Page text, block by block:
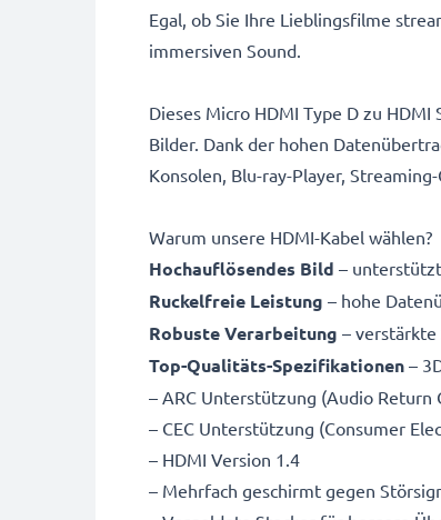
Egal, ob Sie Ihre Lieblingsfilme
immersiven Sound.
Dieses Micro HDMI Type D zu
Bilder. Dank der hohen
Konsolen, Blu-ray-Player,
Warum unsere HDMI-Kabel wählen?
Hochauflösendes Bild –
Ruckelfreie Leistung – hohe
Robuste Verarbeitung –
Top-Qualitäts-Spezifikationen –
– ARC Unterstützung (Audio Return
– CEC Unterstützung (Consumer
– HDMI Version 1.4
– Mehrfach geschirmt gegen